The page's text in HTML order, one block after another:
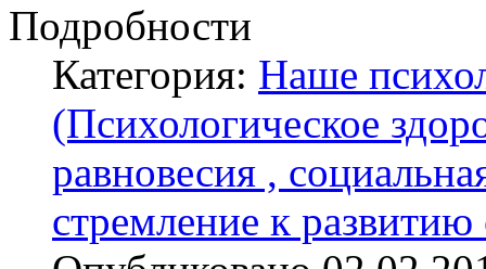
Подробности
Категория: Наше
(Психологическое
равновесия ,
стремление к